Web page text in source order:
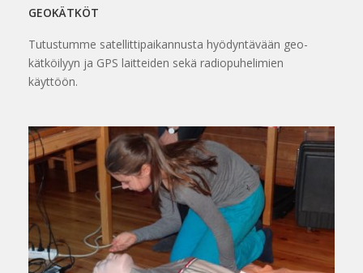
GEOKÄTKÖT
Tutustumme satellittipaikannusta hyödyntävään geo-
kätköilyyn ja GPS laitteiden sekä radiopuhelimien
käyttöön.